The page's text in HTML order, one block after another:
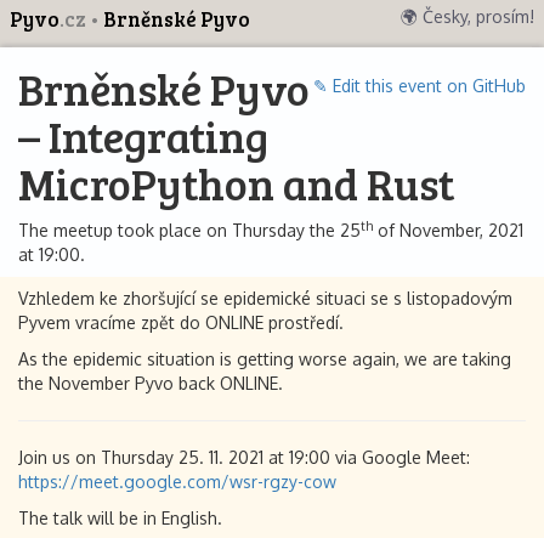
Pyvo.cz Brněnské Pyvo 🌍 Česky, prosím!
✎ Edit this event on GitHub
Brněnské Pyvo
– Integrating
MicroPython and Rust
The meetup took place on Thursday the 25th of November, 2021
at 19:00.
Vzhledem ke zhoršující se epidemické situaci se s listopadovým
Pyvem vracíme zpět do ONLINE prostředí.
As the epidemic situation is getting worse again, we are taking
the November Pyvo back ONLINE.
Join us on Thursday 25. 11. 2021 at 19:00 via Google Meet:
https://meet.google.com/wsr-rgzy-cow
The talk will be in English.